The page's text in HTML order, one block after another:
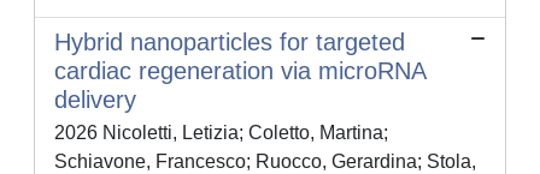
Hybrid nanoparticles for targeted
cardiac regeneration via microRNA
delivery
2026 Nicoletti, Letizia; Coletto, Martina;
Schiavone, Francesco; Ruocco, Gerardina; Stola,